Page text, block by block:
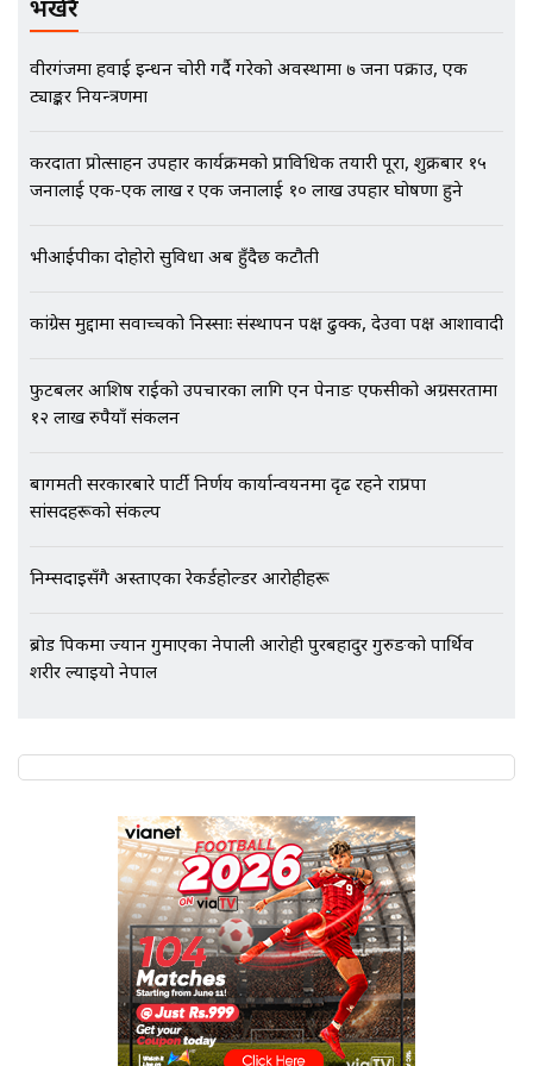
Followup: CCTV Footage Lost |
SIDHAKURA |
भर्खरै
वीरगंजमा हवाई इन्धन चोरी गर्दै गरेको अवस्थामा ७ जना पक्राउ, एक
ट्याङ्कर नियन्त्रणमा
करदाता प्रोत्साहन उपहार कार्यक्रमको प्राविधिक तयारी पूरा, शुक्रबार १५
जनालाई एक-एक लाख र एक जनालाई १० लाख उपहार घोषणा हुने
भीआईपीका दोहोरो सुविधा अब हुँदैछ कटौती
कांग्रेस मुद्दामा सर्वोच्चको निस्साः संस्थापन पक्ष ढुक्क, देउवा पक्ष आशावादी
फुटबलर आशिष राईको उपचारका लागि एन पेनाङ एफसीको अग्रसरतामा
१२ लाख रुपैयाँ संकलन
बागमती सरकारबारे पार्टी निर्णय कार्यान्वयनमा दृढ रहने राप्रपा
सांसदहरूको संकल्प
निम्सदाइसँगै अस्ताएका रेकर्डहोल्डर आरोहीहरू
ब्रोड पिकमा ज्यान गुमाएका नेपाली आरोही पुरबहादुर गुरुङको पार्थिव
शरीर ल्याइयो नेपाल